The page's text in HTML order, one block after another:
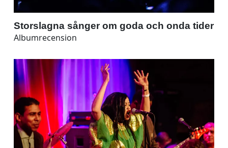
Storslagna sånger om goda och onda tider
Albumrecension